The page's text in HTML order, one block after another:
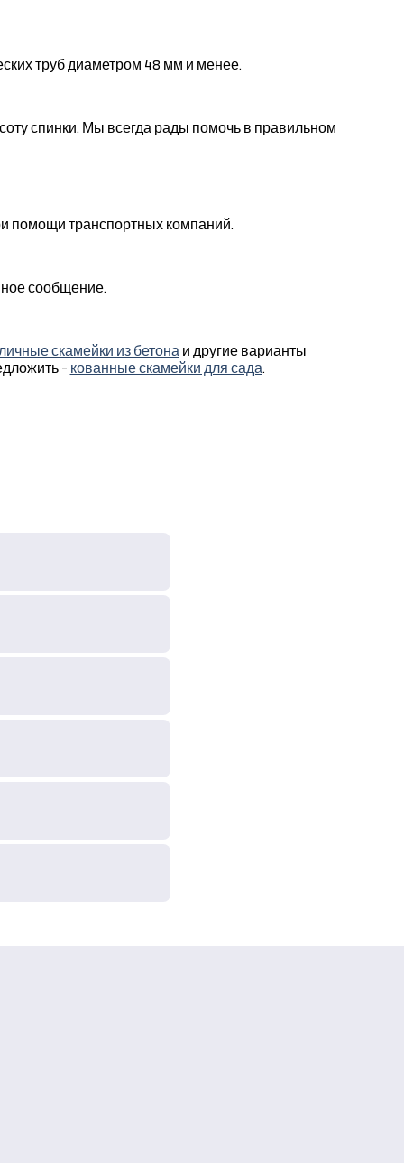
труб диаметром 48 мм и менее.
спинки. Мы всегда рады помочь в правильном
помощи транспортных компаний.
сообщение.
скамейки из бетона и другие варианты
- кованные скамейки для сада.